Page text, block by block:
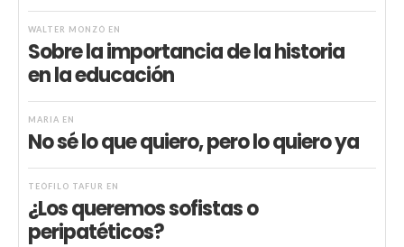
WALTER MONZÓ EN
Sobre la importancia de la historia
en la educación
MARIA EN
No sé lo que quiero, pero lo quiero ya
TEÓFILO TAFUR EN
¿Los queremos sofistas o
peripatéticos?